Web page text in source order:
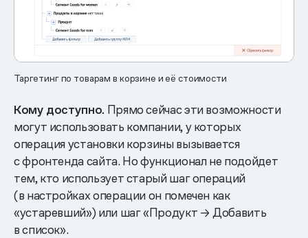
Таргетинг по товарам в корзине и её стоимости
Кому доступно. Прямо сейчас эти возможности
могут использовать компании, у которых
операция установки корзины вызывается
с фронтенда сайта. Но функционал не подойдет
тем, кто использует старый шаг операций
(в настройках операции он помечен как
«устаревший») или шаг «Продукт → Добавить
в список».